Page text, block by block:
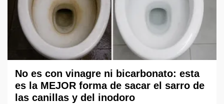
No es con vinagre ni bicarbonato: esta
es la MEJOR forma de sacar el sarro de
las canillas y del inodoro